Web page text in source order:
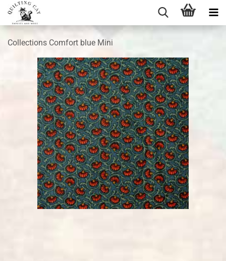
Collections Comfort blue Mini